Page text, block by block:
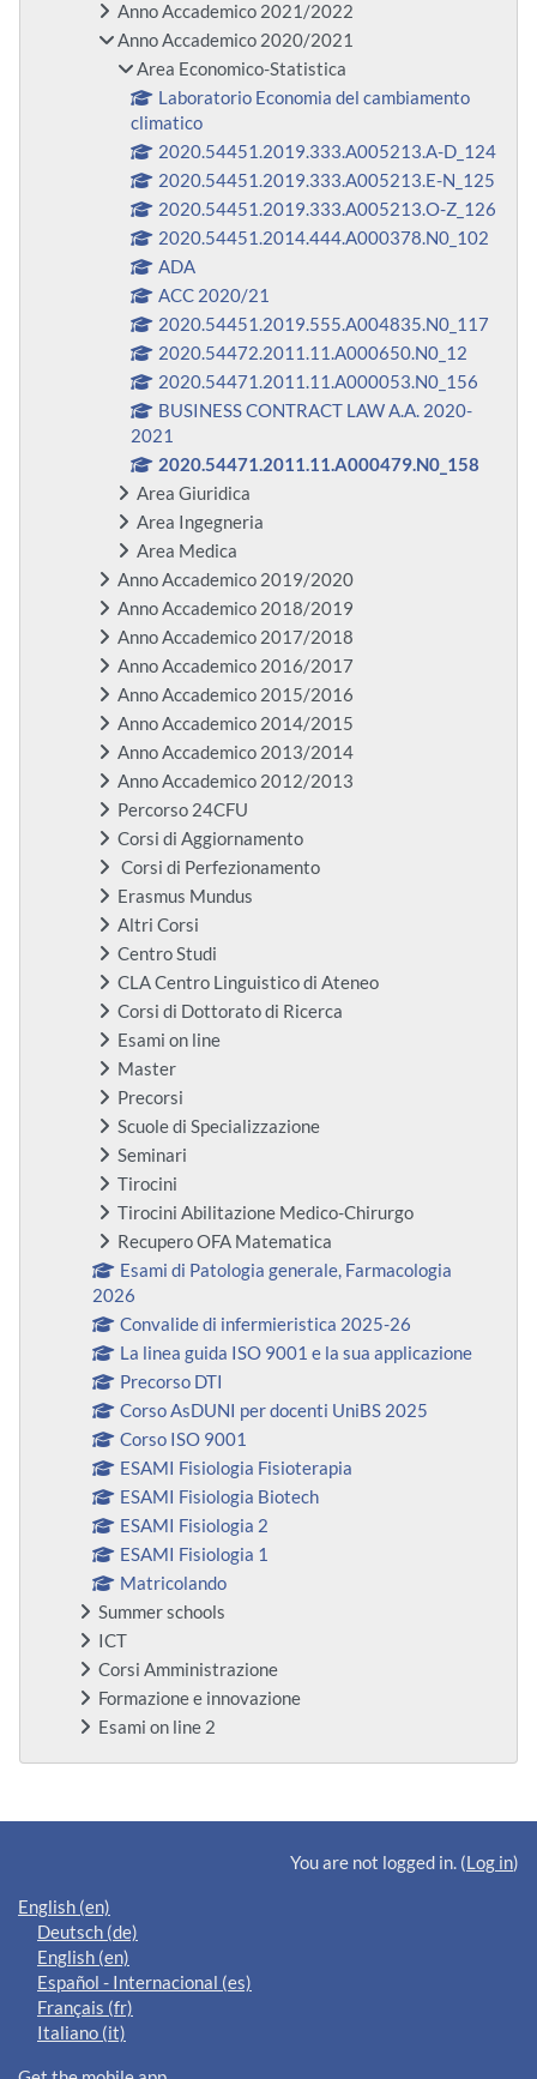
Anno Accademico 2021/2022
Anno Accademico 2020/2021
Area Economico-Statistica
Laboratorio Economia del cambiamento
climatico
2020.54451.2019.333.A005213.A-D_124
2020.54451.2019.333.A005213.E-N_125
2020.54451.2019.333.A005213.O-Z_126
2020.54451.2014.444.A000378.N0_102
ADA
ACC 2020/21
2020.54451.2019.555.A004835.N0_117
2020.54472.2011.11.A000650.N0_12
2020.54471.2011.11.A000053.N0_156
BUSINESS CONTRACT LAW A.A. 2020-
2021
2020.54471.2011.11.A000479.N0_158
Area Giuridica
Area Ingegneria
Area Medica
Anno Accademico 2019/2020
Anno Accademico 2018/2019
Anno Accademico 2017/2018
Anno Accademico 2016/2017
Anno Accademico 2015/2016
Anno Accademico 2014/2015
Anno Accademico 2013/2014
Anno Accademico 2012/2013
Percorso 24CFU
Corsi di Aggiornamento
Corsi di Perfezionamento
Erasmus Mundus
Altri Corsi
Centro Studi
CLA Centro Linguistico di Ateneo
Corsi di Dottorato di Ricerca
Esami on line
Master
Precorsi
Scuole di Specializzazione
Seminari
Tirocini
Tirocini Abilitazione Medico-Chirurgo
Recupero OFA Matematica
Esami di Patologia generale, Farmacologia
2026
Convalide di infermieristica 2025-26
La linea guida ISO 9001 e la sua applicazione
Precorso DTI
Corso AsDUNI per docenti UniBS 2025
Corso ISO 9001
ESAMI Fisiologia Fisioterapia
ESAMI Fisiologia Biotech
ESAMI Fisiologia 2
ESAMI Fisiologia 1
Matricolando
Summer schools
ICT
Corsi Amministrazione
Formazione e innovazione
Esami on line 2
Supplementary blocks
You are not logged in. (Log in)
English ‎(en)‎
Deutsch ‎(de)‎
English ‎(en)‎
Español - Internacional ‎(es)‎
Français ‎(fr)‎
Italiano ‎(it)‎